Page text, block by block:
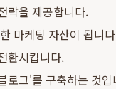
략을 제공합니다.
마케팅 자산이 됩니
환시킵니다.
로그'를 구축하는 것입